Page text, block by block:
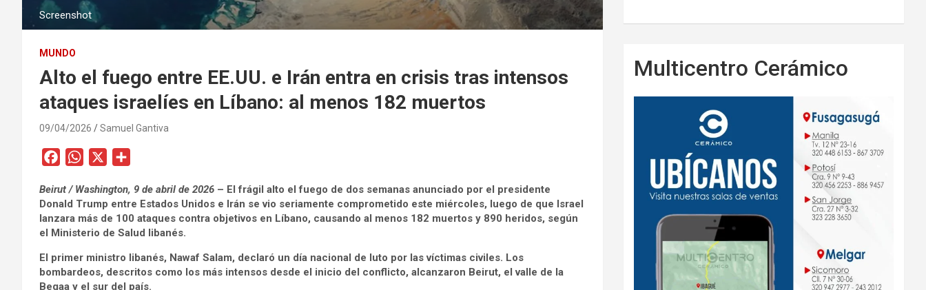
Screenshot
MUNDO
Alto el fuego entre EE.UU. e Irán entra en crisis tras intensos
ataques israelíes en Líbano: al menos 182 muertos
09/04/2026 Samuel Gantiva
c
e
b
o
k
W
a
t
s
p
p
m
p
a
t
i
Beirut / Washington, 9 de abril de 2026 – El frágil alto el fuego de dos semanas anunciado por el presidente
Donald Trump entre Estados Unidos e Irán se vio seriamente comprometido este miércoles, luego de que Israel
lanzara más de 100 ataques contra objetivos en Líbano, causando al menos 182 muertos y 890 heridos, según
el Ministerio de Salud libanés.
El primer ministro libanés, Nawaf Salam, declaró un día nacional de luto por las víctimas civiles. Los
bombardeos, descritos como los más intensos desde el inicio del conflicto, alcanzaron Beirut, el valle de la
Beqaa y el sur del país.
Multicentro Cerámico